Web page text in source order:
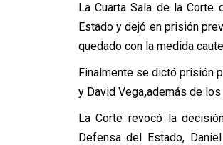
La Cuarta Sala de la
Estado y dejó en prisión
quedado con la medida
Finalmente se dictó prisión
y David Vega,además de
La Corte revocó la
Defensa del Estado,